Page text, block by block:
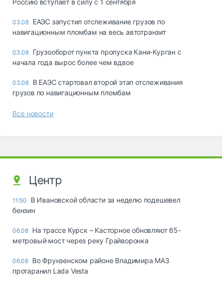
Россию вступает в силу с 1 сентября
03.08 ЕАЭС запустил отслеживание грузов по
навигационным пломбам на весь автотранзит
03.08 Грузооборот пункта пропуска Кани-Курган с
начала года вырос более чем вдвое
03.08 В ЕАЭС стартовал второй этап отслеживания
грузов по навигационным пломбам
Все новости
Центр
11:50
В Ивановской области за неделю подешевел
бензин
06.08 На трассе Курск – Касторное обновляют 65-
метровый мост через реку Грайворонка
06.08 Во Фрунзенском районе Владимира МАЗ
протаранил Lada Vesta